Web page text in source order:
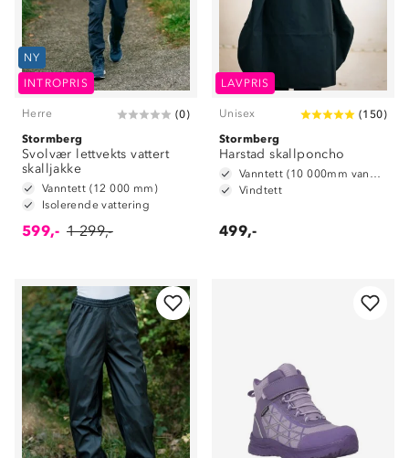
NY
INTROPRIS
Herre (0)
Stormberg
Svolvær lettvekts vattert
skalljakke
Vanntett (12 000 mm)
Isolerende vattering
599,- 1 299,-
LAVPRIS
Unisex (150)
Stormberg
Harstad skallponcho
Vanntett (10 000mm vannsøyle)
Vindtett
499,-